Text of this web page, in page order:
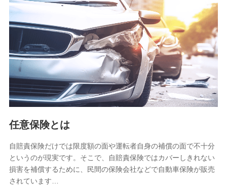
【共同して利用される利用データの項目】
当社又は株式会社NTTドコモがサービス提供等を通じて取得
した、以下の情報などの個人データ
基本情報
氏名、電話番号、メールアドレス、お客さまの識別子、
属性、連絡先、dポイントサービスのご利用に関する情
報。例として、dポイントカード番号、性別、年齢、家族
構成、住所、dポイント残高、dポイント利用履歴などが
含まれます。
当社又は株式会社NTTドコモが提供する各種サービスな
又は株式会社NTTドコモが提供する各種サービスのご契
約状態・ご利用履歴インターネット利用時の行動に関す
る情報、アプリケーション利用時の行動に関する情報、
購入されたサービスや商品の名称・購入場所・決済に関
する情報、アンケートの回答に関する情報などが含まれ
任意保険とは
自賠責保険だけでは限度額の面や運転者自身の補償の面で不十分
というのが現実です。そこで、自賠責保険ではカバーしきれない
損害を補償するために、民間の保険会社などで自動車保険が販売
されています…